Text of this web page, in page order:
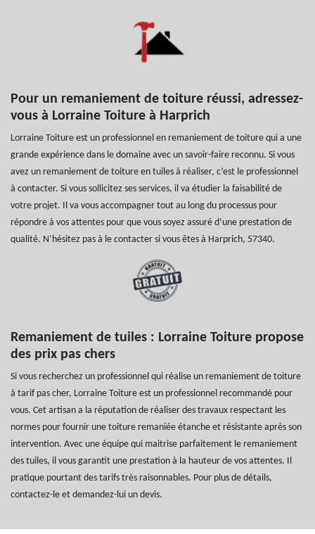
Pour un remaniement de toiture réussi, adressez-
vous à Lorraine Toiture à Harprich
Lorraine Toiture est un professionnel en remaniement de toiture qui a une
grande expérience dans le domaine avec un savoir-faire reconnu. Si vous
avez un remaniement de toiture en tuiles à réaliser, c’est le professionnel
à contacter. Si vous sollicitez ses services, il va étudier la faisabilité de
votre projet. Il va vous accompagner tout au long du processus pour
répondre à vos attentes pour que vous soyez assuré d’une prestation de
qualité. N’hésitez pas à le contacter si vous êtes à Harprich, 57340.
Remaniement de tuiles : Lorraine Toiture propose
des prix pas chers
Si vous recherchez un professionnel qui réalise un remaniement de toiture
à tarif pas cher, Lorraine Toiture est un professionnel recommandé pour
vous. Cet artisan a la réputation de réaliser des travaux respectant les
normes pour fournir une toiture remaniée étanche et résistante après son
intervention. Avec une équipe qui maitrise parfaitement le remaniement
des tuiles, il vous garantit une prestation à la hauteur de vos attentes. Il
pratique pourtant des tarifs très raisonnables. Pour plus de détails,
contactez-le et demandez-lui un devis.